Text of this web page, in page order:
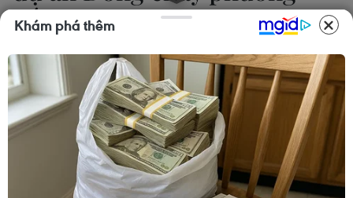
Bắc 2
23/11/2016 09:17
Nga có thể từ bỏ việc xây dựng Dòng chảy
phương Bắc 2 do quyết định của Brussels liên quan
đến đường ống dẫn khí đốt OPAL của Đức.
Khám phá thêm